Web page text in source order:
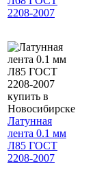
2208-2007
Латунная
лента 0.1 мм
Л85 ГОСТ
2208-2007